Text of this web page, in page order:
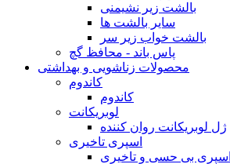
بالشت زیر نشیمنی
سایر بالشت ها
بالشت خواب زیر سر
پاس باند - محافظ گچ
محصولات زناشویی و بهداشتی
کاندوم
کاندوم
لوبریکانت
ژل لوبریکانت روان کننده
اسپری تاخیری
اسپری بی حسی و تاخیری